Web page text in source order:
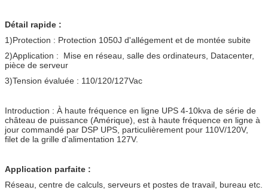
Détail rapide :
1)Protection : Protection 1050J d'allégement et de montée subite
2)Application : Mise en réseau, salle des ordinateurs, Datacenter,
pièce de serveur
3)Tension évaluée : 110/120/127Vac
Introduction : À haute fréquence en ligne UPS 4-10kva de série de
château de puissance (Amérique), est à haute fréquence en ligne à
jour commandé par DSP UPS, particulièrement pour 110V/120V,
filet de la grille d'alimentation 127V.
Application parfaite :
Réseau, centre de calculs, serveurs et postes de travail, bureau etc.